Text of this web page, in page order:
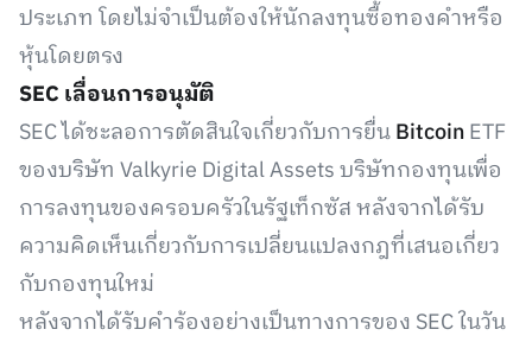
ประเภท โดยไม่จำเป็นต้องให้นักลงทุนซื้อทองคำหรือ
หุ้นโดยตรง
SEC เลื่อนการอนุมัติ
SEC ได้ชะลอการตัดสินใจเกี่ยวกับการยื่นBitcoinETF
ของบริษัท Valkyrie Digital Assets บริษัทกองทุนเพื่อ
การลงทุนของครอบครัวในรัฐเท็กซัส หลังจากได้รับ
ความคิดเห็นเกี่ยวกับการเปลี่ยนแปลงกฎที่เสนอเกี่ยว
กับกองทุนใหม่
หลังจากได้รับคำร้องอย่างเป็นทางการของ SEC ในวัน